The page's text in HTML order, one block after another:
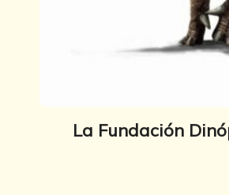
La Fundación